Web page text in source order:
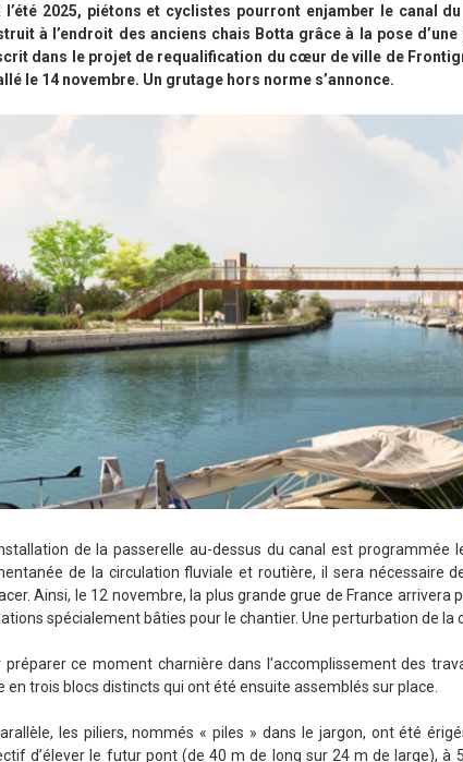
l’été 2025, piétons et cyclistes pourront enjamber le canal
à l’endroit des anciens chais Botta grâce à la pose
dans le projet de requalification du cœur de ville de
le 14 novembre. Un grutage hors norme s’annonce.
de la passerelle au-dessus du canal est
de la circulation fluviale et routière, il sera nécessaire
Ainsi, le 12 novembre, la plus grande grue de France
spécialement bâties pour le chantier. Une perturbation de la
préparer ce moment charnière dans l’accomplissement des
en trois blocs distincts qui ont été ensuite assemblés sur place.
les piliers, nommés « piles » dans le jargon, ont été
d’élever le futur pont (de 40 m de long sur 24 m de large), à